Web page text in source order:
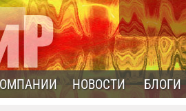
НОВОСТИ БЛОГИ